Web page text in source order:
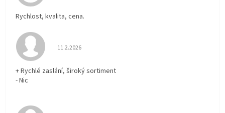
Rychlost, kvalita, cena.
Hodnocení obchodu je 5 z 5 hvězdiček.
11.2.2026
+ Rychlé zaslání, široký sortiment
- Nic